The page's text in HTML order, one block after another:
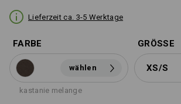
Lieferzeit ca. 3-5 Werktage
FARBE
wählen
kastanie melange
GRÖSSE
XS/S